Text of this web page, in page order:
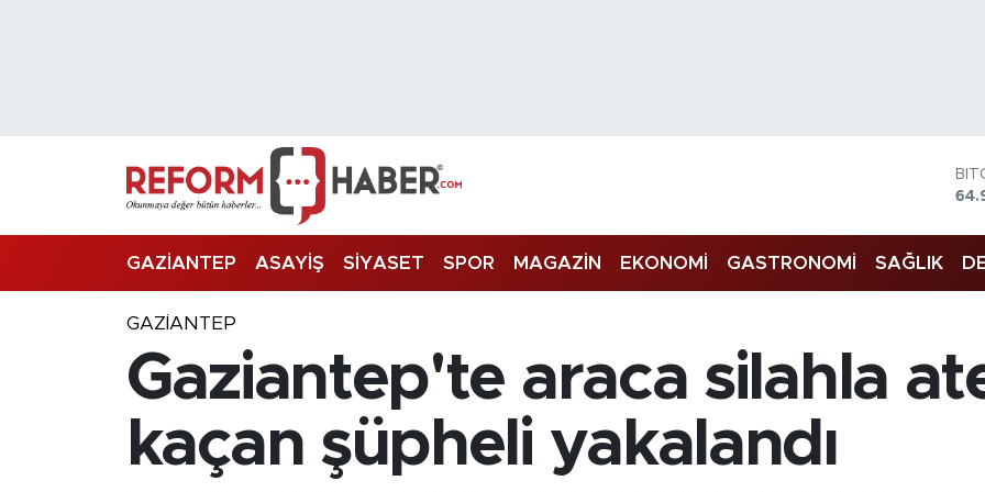
GAZİANTEP ASAYİŞ SİYASET SPOR MAGAZİN EKONOMİ GASTRONOMİ SAĞLIK
GAZIANTEP
Gaziantep'te araca silahla
kaçan şüpheli yakalandı
Trafik Durumu
Süper Lig Puan Durumu ve Fikstür
Son Dakika Haberleri
Haber Arşivi